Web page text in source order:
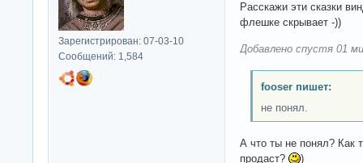
Зарегистрирован: 07-03-10
Сообщений: 1,584
Расскажи эти сказки
флешке скрывает -))
Добавлено спустя 01
fooser пишет:
не понял.
А что ты не понял? Как
продаст?
)